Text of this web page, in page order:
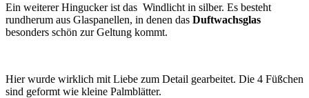
Ein weiterer Hingucker ist das Windlicht in silber. Es besteht
rundherum aus Glaspanellen, in denen das Duftwachsglas
besonders schön zur Geltung kommt.
Hier wurde wirklich mit Liebe zum Detail gearbeitet. Die 4 Füßchen
sind geformt wie kleine Palmblätter.